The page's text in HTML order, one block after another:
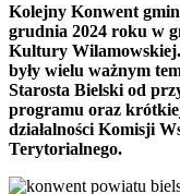
Kolejny Konwent
grudnia 2024 roku w
Kultury
były wielu ważnym
Starosta Bielski od
programu oraz
działalności Komisji
Terytorialnego.